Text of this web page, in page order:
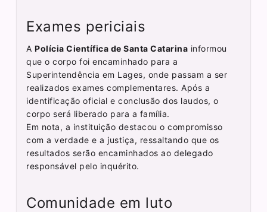
Exames periciais
APolícia Científica de Santa Catarina informou
que o corpo foi encaminhado para a
Superintendência em Lages, onde passam a ser
realizados exames complementares. Após a
identificação oficial e conclusão dos laudos, o
corpo será liberado para a família.
Em nota, a instituição destacou o compromisso
com a verdade e a justiça, ressaltando que os
resultados serão encaminhados ao delegado
responsável pelo inquérito.
Comunidade em luto